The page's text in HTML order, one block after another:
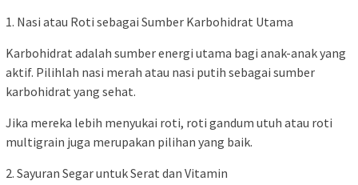
1. Nasi atau Roti sebagai Sumber Karbohidrat Utama
Karbohidrat adalah sumber energi utama bagi anak-anak yang
aktif. Pilihlah nasi merah atau nasi putih sebagai sumber
karbohidrat yang sehat.
Jika mereka lebih menyukai roti, roti gandum utuh atau roti
multigrain juga merupakan pilihan yang baik.
2. Sayuran Segar untuk Serat dan Vitamin